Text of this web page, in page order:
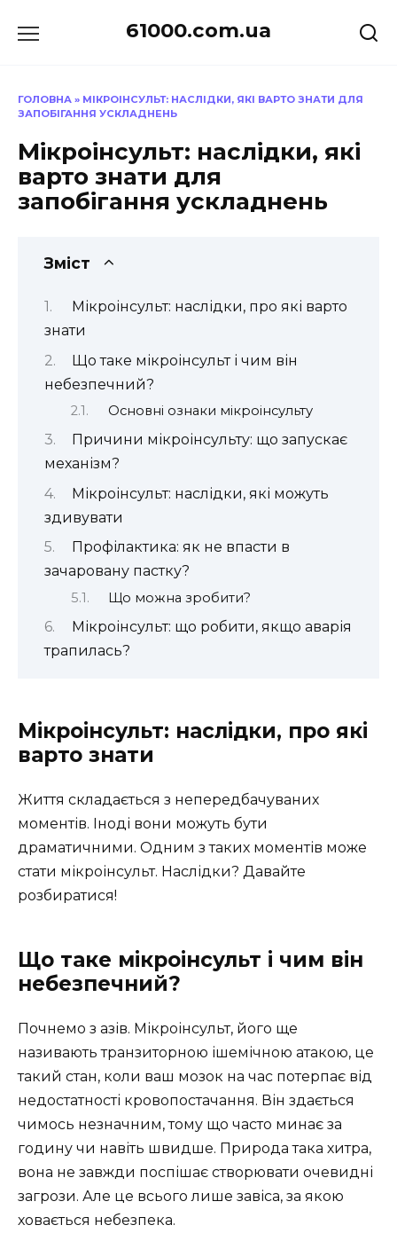
до
61000.com.ua
ГОЛОВНА » МІКРОІНСУЛЬТ: НАСЛІДКИ, ЯКІ ВАРТО ЗНАТИ ДЛЯ
ЗАПОБІГАННЯ УСКЛАДНЕНЬ
Мікроінсульт: наслідки, які
варто знати для
запобігання ускладнень
Зміст
Мікроінсульт: наслідки, про які варто
знати
Що таке мікроінсульт і чим він
небезпечний?
Основні ознаки мікроінсульту
Причини мікроінсульту: що запускає
механізм?
Мікроінсульт: наслідки, які можуть
здивувати
Профілактика: як не впасти в
зачаровану пастку?
Що можна зробити?
Мікроінсульт: що робити, якщо аварія
трапилась?
Мікроінсульт: наслідки, про які
варто знати
Життя складається з непередбачуваних
моментів. Іноді вони можуть бути
драматичними. Одним з таких моментів може
стати мікроінсульт. Наслідки? Давайте
розбиратися!
Що таке мікроінсульт і чим він
небезпечний?
Почнемо з азів. Мікроінсульт, його ще
називають транзиторною ішемічною атакою, це
такий стан, коли ваш мозок на час потерпає від
недостатності кровопостачання. Він здається
чимось незначним, тому що часто минає за
годину чи навіть швидше. Природа така хитра,
вона не завжди поспішає створювати очевидні
загрози. Але це всього лише завіса, за якою
ховається небезпека.